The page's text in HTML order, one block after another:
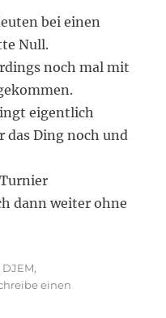
bei einen
Null.
noch mal mit
eigentlich
das Ding noch und
dann weiter ohne
DJEM,
einen